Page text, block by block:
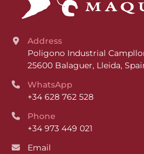
Address
Poligono Industrial
25600 Balaguer, Lleida,
WhatsApp
+34 628 762 528
Phone
+34 973 449 021
Email